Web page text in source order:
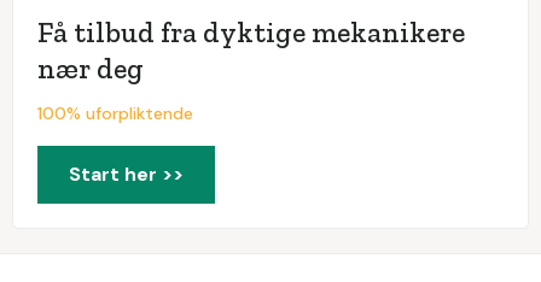
Få tilbud fra dyktige mekanikere
nær deg
100% uforpliktende
Start her >>